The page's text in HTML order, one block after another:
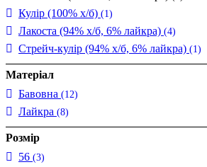
Кулір (100% х/б) (1)
Лакоста (94% х/б, 6% лайкра) (4)
Стрейч-кулір (94% х/б, 6% лайкра) (1)
Матеріал
Бавовна (12)
Лайкра (8)
Розмір
56 (3)